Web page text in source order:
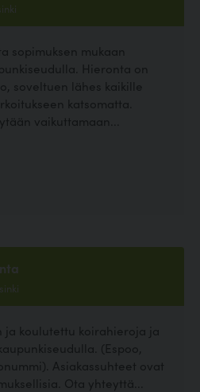
sopimuksen mukaan
Hieronta on
soveltuen lähes kaikille
katsomatta.
vaikuttamaan...
koulutettu koirahieroja ja
(Espoo,
Asiakassuhteet ovat
Ota yhteyttä...